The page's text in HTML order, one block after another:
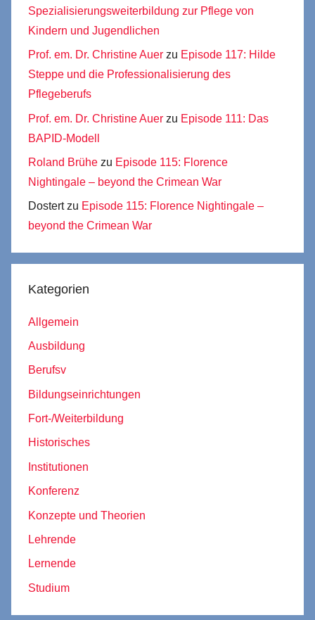
Spezialisierungsweiterbildung zur Pflege von
Kindern und Jugendlichen
Prof. em. Dr. Christine Auer zu Episode 117: Hilde
Steppe und die Professionalisierung des
Pflegeberufs
Prof. em. Dr. Christine Auer zu Episode 111: Das
BAPID-Modell
Roland Brühe zu Episode 115: Florence
Nightingale – beyond the Crimean War
Dostertzu Episode 115: Florence Nightingale –
beyond the Crimean War
Kategorien
Allgemein
Ausbildung
Berufsv
Bildungseinrichtungen
Fort-/Weiterbildung
Historisches
Institutionen
Konferenz
Konzepte und Theorien
Lehrende
Lernende
Studium